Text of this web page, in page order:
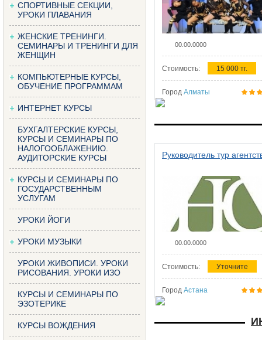
СПОРТИВНЫЕ СЕКЦИИ,
УРОКИ ПЛАВАНИЯ
ЖЕНСКИЕ ТРЕНИНГИ.
СЕМИНАРЫ И ТРЕНИНГИ ДЛЯ
ЖЕНЩИН
КОМПЬЮТЕРНЫЕ КУРСЫ,
ОБУЧЕНИЕ ПРОГРАММАМ
ИНТЕРНЕТ КУРСЫ
БУХГАЛТЕРСКИЕ КУРСЫ,
КУРСЫ И СЕМИНАРЫ ПО
НАЛОГООБЛАЖЕНИЮ.
АУДИТОРСКИЕ КУРСЫ
КУРСЫ И СЕМИНАРЫ ПО
ГОСУДАРСТВЕННЫМ
УСЛУГАМ
УРОКИ ЙОГИ
УРОКИ МУЗЫКИ
УРОКИ ЖИВОПИСИ. УРОКИ
РИСОВАНИЯ. УРОКИ ИЗО
КУРСЫ И СЕМИНАРЫ ПО
ЭЗОТЕРИКЕ
КУРСЫ ВОЖДЕНИЯ
00.00.0000
Стоимость: 15 000 тг.
Город Алматы
Руководитель тур
00.00.0000
Стоимость: Уточните
Город Астана